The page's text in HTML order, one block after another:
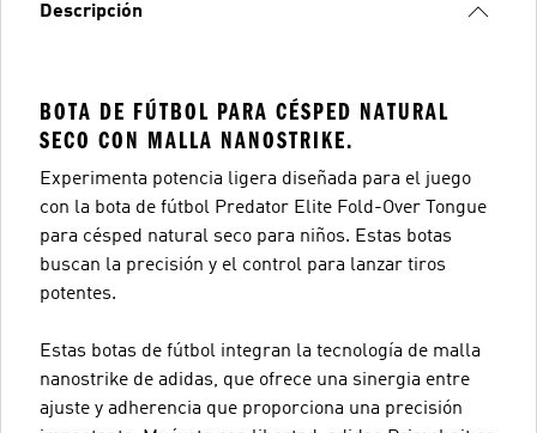
Descripción
BOTA DE FÚTBOL PARA CÉSPED NATURAL
SECO CON MALLA NANOSTRIKE.
Experimenta potencia ligera diseñada para el juego
con la bota de fútbol Predator Elite Fold-Over Tongue
para césped natural seco para niños. Estas botas
buscan la precisión y el control para lanzar tiros
potentes.
Estas botas de fútbol integran la tecnología de malla
nanostrike de adidas, que ofrece una sinergia entre
ajuste y adherencia que proporciona una precisión